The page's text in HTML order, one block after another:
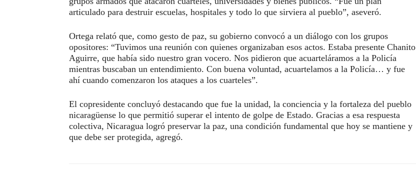
articulado para destruir escuelas, hospitales y todo lo que sirviera al pueblo”, aseveró.
Ortega relató que, como gesto de paz, su gobierno convocó a un diálogo con los grupos
opositores: “Tuvimos una reunión con quienes organizaban esos actos. Estaba presente Chanito
Aguirre, que había sido nuestro gran vocero. Nos pidieron que acuarteláramos a la Policía
mientras buscaban un entendimiento. Con buena voluntad, acuartelamos a la Policía… y fue
ahí cuando comenzaron los ataques a los cuarteles”.
El copresidente concluyó destacando que fue la unidad, la conciencia y la fortaleza del pueblo
nicaragüense lo que permitió superar el intento de golpe de Estado. Gracias a esa respuesta
colectiva, Nicaragua logró preservar la paz, una condición fundamental que hoy se mantiene y
que debe ser protegida, agregó.